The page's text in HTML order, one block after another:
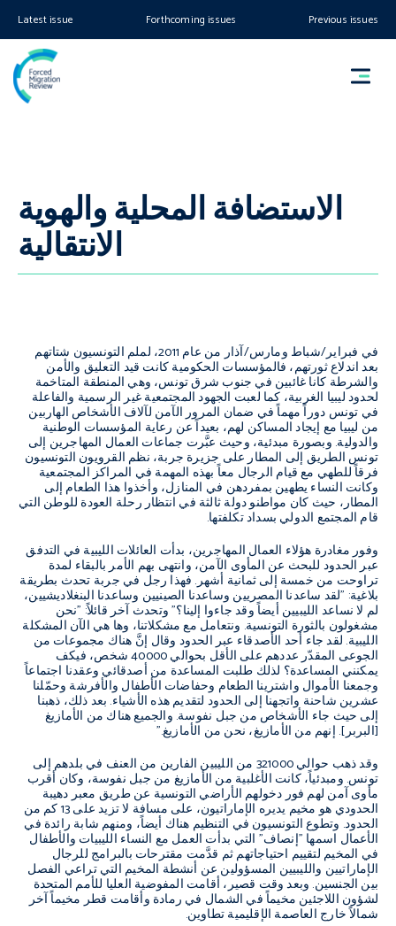
Latest issue Forthcoming issues Previous issues
الاستضافة المحلية والهوية
الانتقالية
في فبراير/شباط ومارس/آذار من عام 2011، لملم التونسيون شتاتهم
بعد اندلاع ثورتهم، فالمؤسسات الحكومية كانت قيد التعليق والأمن
والشرطة كانا غائبين في جنوب شرق تونس، وهي المنطقة المتاخمة
لحدود ليبيا الغربية، كما لعبت الجهود المجتمعية غير الرسمية والفاعلة
في تونس دوراً مهماً في ضمان المرور الآمن لآلاف الأشخاص الهاربين
من ليبيا مع إيجاد المساكن لهم، بعيداً عن رعاية المؤسسات الوطنية
والدولية. وبصورة مبدئية، وحيث عبَّرت جماعات العمال المهاجرين إلى
تونس الطريق إلى المطار على جزيرة جربة، نظم القرويون التونسيون
فرقاً للطهي مع قيام الرجال معاً بهذه المهمة في المراكز المجتمعية
وكانت النساء يطهين بمفردهن في المنازل، وأخذوا هذا الطعام إلى
المطار، حيث كان مواطنو دولة ثالثة في انتظار رحلة العودة للوطن التي
قام المجتمع الدولي بسداد تكلفتها.
وفور مغادرة هؤلاء العمال المهاجرين، بدأت العائلات الليبية في التدفق
عبر الحدود للبحث عن المأوى الآمن، وانتهى بهم الأمر بالبقاء لمدة
تراوحت من خمسة إلى ثمانية أشهر. فهذا رجل في جربة تحدث بطريقة
بلاغية: "لقد ساعدنا المصريين وساعدنا الصينيين وساعدنا البنغلاديشيين،
لم لا نساعد الليبيين أيضاً وقد جاءوا إلينا؟" وتحدث آخر قائلاً: "نحن
مشغولون بالثورة التونسية. ونتعامل مع مشكلاتنا، وها هي الآن المشكلة
الليبية. لقد جاء أحد الأصدقاء عبر الحدود وقال إنَّ هناك مجموعات من
الجوعى المقدّر عددهم على الأقل بحوالي 40000 شخص، فيكف
يمكنني المساعدة؟ لذلك طلبت المساعدة من أصدقائي وعقدنا اجتماعاً
وجمعنا الأموال واشترينا الطعام وحفاضات الأطفال والأفرشة وحمّلنا
عشرين شاحنة واتجهنا إلى الحدود لتقديم هذه الأشياء. بعد ذلك، ذهبنا
إلى حيث جاء الأشخاص من جبل نفوسة. والجميع هناك من الأمازيغ
[البربر]. إنهم من الأمازيغ، نحن من الأمازيغ."
وقد ذهب حوالي 321000 من الليبين الفارين من العنف في بلدهم إلى
تونس. ومبدئياً، كانت الأغلبية من الأمازيغ من جبل نفوسة، وكان أقرب
مأوى آمن لهم فور دخولهم الأراضي التونسية عن طريق معبر دهيبة
الحدودي هو مخيم يديره الإماراتيون، على مسافة لا تزيد على 13 كم من
الحدود. وتطوع التونسيون في التنظيم هناك أيضاً، ومنهم شابة رائدة في
الأعمال اسمها "إنصاف" التي بدأت العمل مع النساء الليبيات والأطفال
في المخيم لتقييم احتياجاتهم ثم قدَّمت مقترحات بالبرامج للرجال
الإماراتيين والليبيين المسؤولين عن أنشطة المخيم التي تراعي الفصل
بين الجنسين. وبعد وقت قصير، أقامت المفوضية العليا للأمم المتحدة
لشؤون اللاجئين مخيماً في الشمال في رمادة وأقامت قطر مخيماً آخر
شمالاً خارج العاصمة الإقليمية تطاوين.